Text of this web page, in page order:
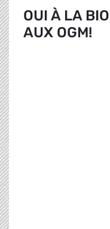
OUI À LA
AUX OGM!